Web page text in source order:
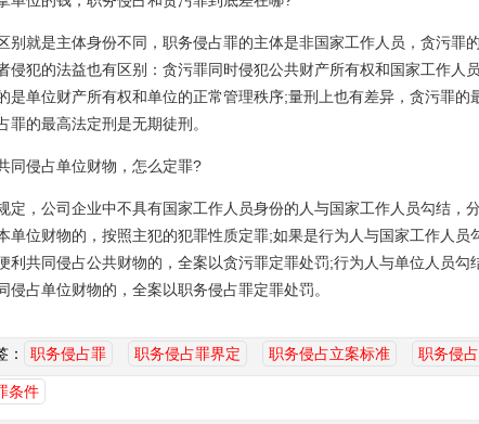
别就是主体身份不同，职务侵占罪的主体是非国家工作人员，贪污罪
侵犯的法益也有区别：贪污罪同时侵犯公共财产所有权和国家工作人
是单位财产所有权和单位的正常管理秩序;量刑上也有差异，贪污罪的
罪的最高法定刑是无期徒刑。
同侵占单位财物，怎么定罪?
定，公司企业中不具有国家工作人员身份的人与国家工作人员勾结，
单位财物的，按照主犯的犯罪性质定罪;如果是行为人与国家工作人员
利共同侵占公共财物的，全案以贪污罪定罪处罚;行为人与单位人员勾
侵占单位财物的，全案以职务侵占罪定罪处罚。
： 职务侵占罪 职务侵占罪界定 职务侵占立案标准 职务侵
条件